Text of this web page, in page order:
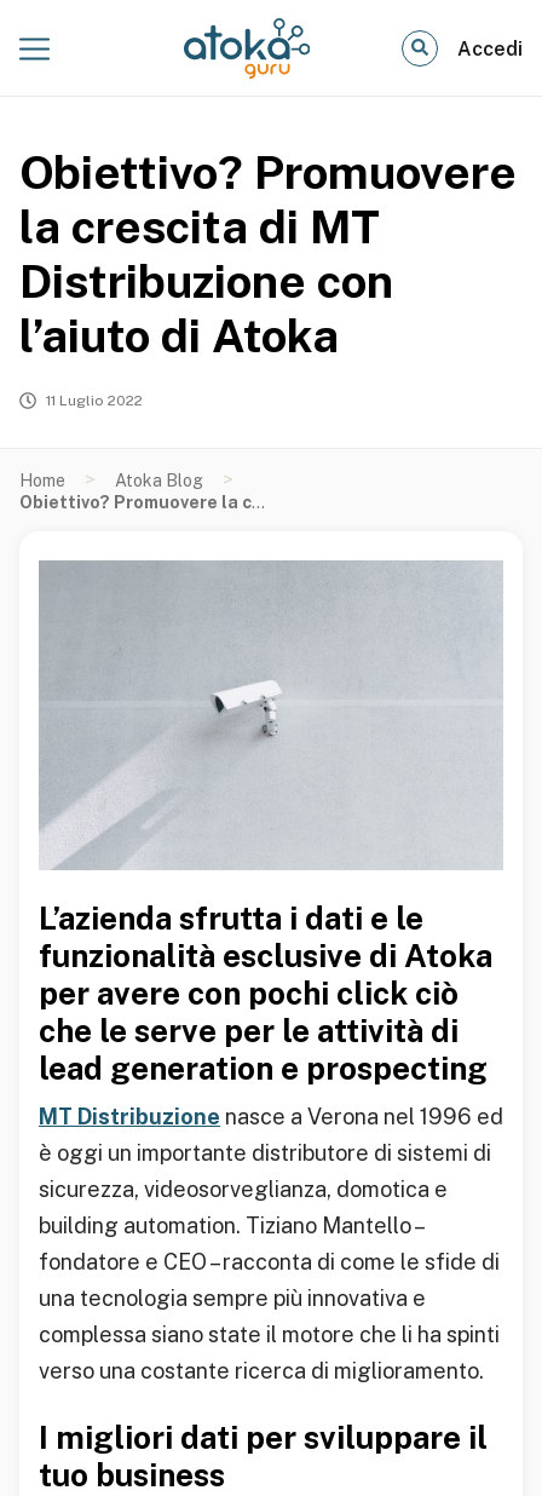
Accedi
Obiettivo? Promuovere
la crescita di MT
Distribuzione con
l’aiuto di Atoka
11 Luglio 2022
Home > Atoka Blog >
Obiettivo? Promuovere la crescita di MT Distribuzione con l’aiuto di Atoka
L’azienda sfrutta i dati e le
funzionalità esclusive di Atoka
per avere con pochi click ciò
che le serve per le attività di
lead generation e prospecting
MT Distribuzione nasce a Verona nel 1996 ed
è oggi un importante distributore di sistemi di
sicurezza, videosorveglianza, domotica e
building automation. Tiziano Mantello –
fondatore e CEO – racconta di come le sfide di
una tecnologia sempre più innovativa e
complessa siano state il motore che li ha spinti
verso una costante ricerca di miglioramento.
I migliori dati per sviluppare il
tuo business